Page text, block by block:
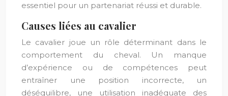
essentiel pour un partenariat réussi et durable.
Causes liées au cavalier
Le cavalier joue un rôle déterminant dans le
comportement du cheval. Un manque
d’expérience ou de compétences peut
entraîner une position incorrecte, un
déséquilibre, une utilisation inadéquate des